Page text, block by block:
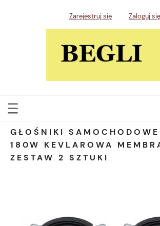
Zarejestruj się Zaloguj się
GŁOŚNIKI
180W KEVLAROWA
ZESTAW 2 SZTUKI